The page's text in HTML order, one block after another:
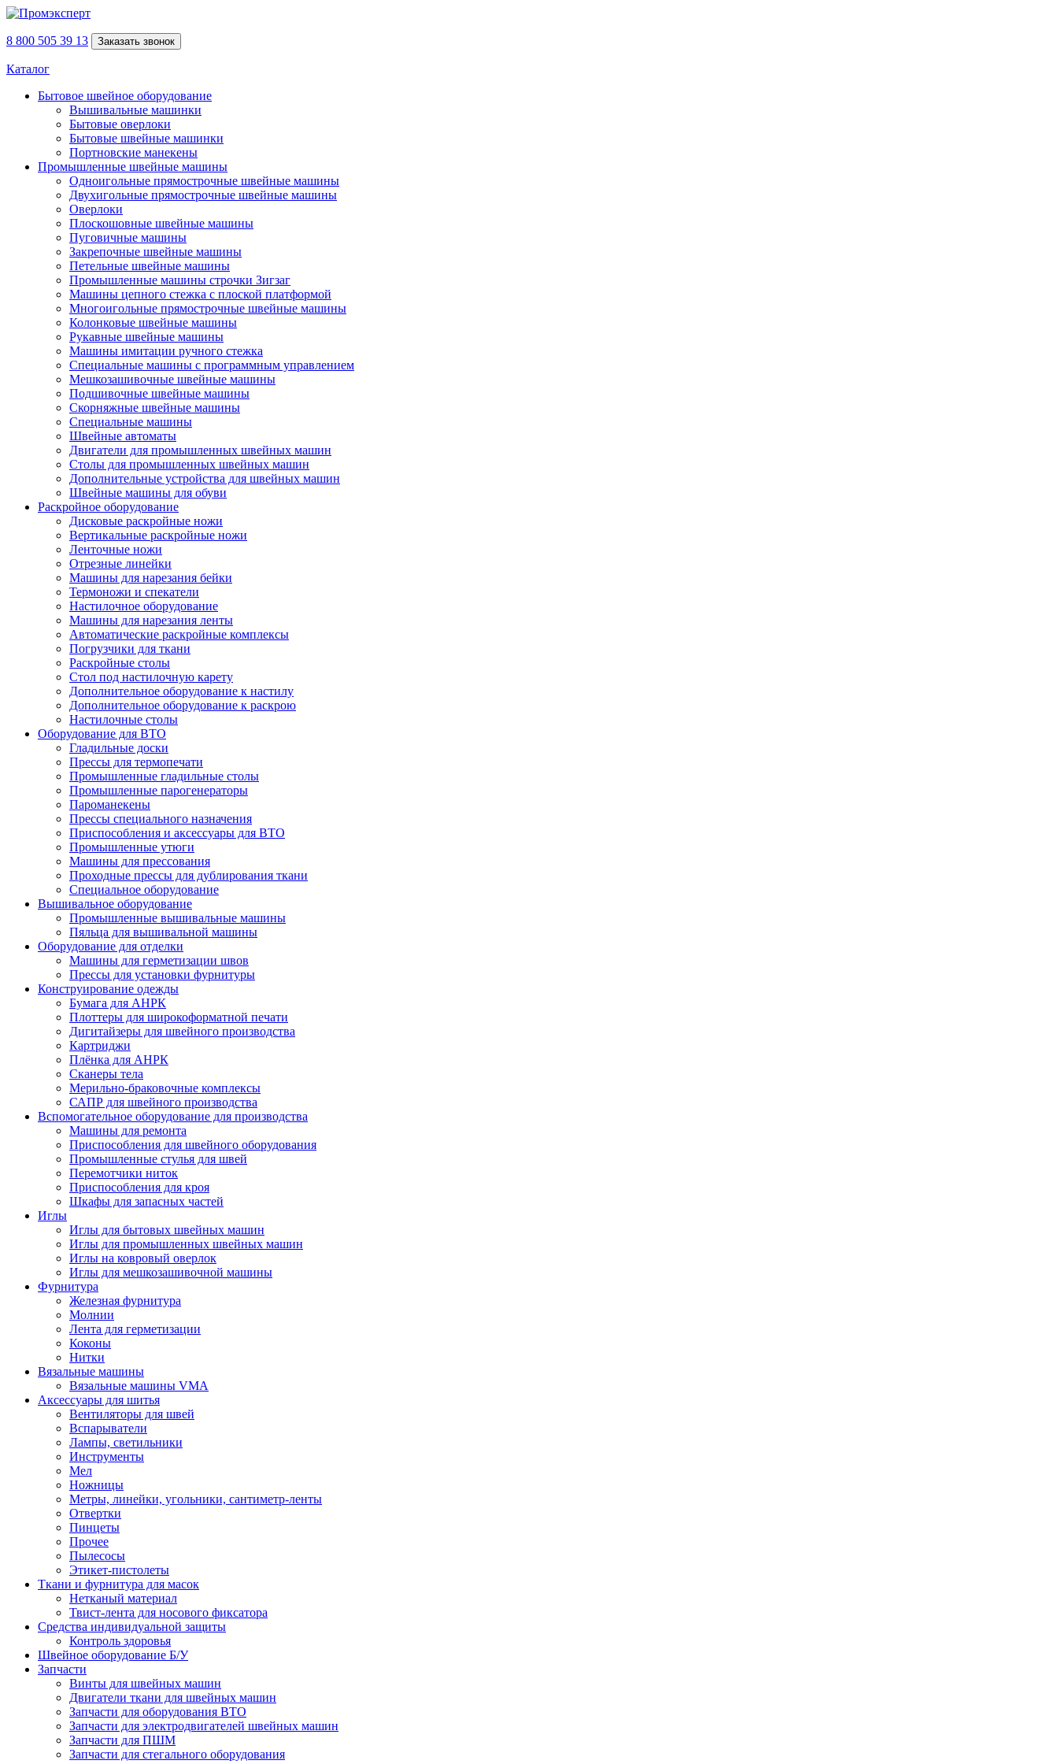
8 800 505 39 13 Заказать звонок
Каталог
Бытовое швейное оборудование
Вышивальные машинки
Бытовые оверлоки
Бытовые швейные машинки
Портновские манекены
Промышленные швейные машины
Одноигольные прямострочные швейные машины
Двухигольные прямострочные швейные машины
Оверлоки
Плоскошовные швейные машины
Пуговичные машины
Закрепочные швейные машины
Петельные швейные машины
Промышленные машины строчки Зигзаг
Машины цепного стежка с плоской платформой
Многоигольные прямострочные швейные машины
Колонковые швейные машины
Рукавные швейные машины
Машины имитации ручного стежка
Специальные машины с программным управлением
Мешкозашивочные швейные машины
Подшивочные швейные машины
Скорняжные швейные машины
Специальные машины
Швейные автоматы
Двигатели для промышленных швейных машин
Столы для промышленных швейных машин
Дополнительные устройства для швейных машин
Швейные машины для обуви
Раскройное оборудование
Дисковые раскройные ножи
Вертикальные раскройные ножи
Ленточные ножи
Отрезные линейки
Машины для нарезания бейки
Термоножи и спекатели
Настилочное оборудование
Машины для нарезания ленты
Автоматические раскройные комплексы
Погрузчики для ткани
Раскройные столы
Стол под настилочную карету
Дополнительное оборудование к настилу
Дополнительное оборудование к раскрою
Настилочные столы
Оборудование для ВТО
Гладильные доски
Прессы для термопечати
Промышленные гладильные столы
Промышленные парогенераторы
Пароманекены
Прессы специального назначения
Приспособления и аксессуары для ВТО
Промышленные утюги
Машины для прессования
Проходные прессы для дублирования ткани
Специальное оборудование
Вышивальное оборудование
Промышленные вышивальные машины
Пяльца для вышивальной машины
Оборудование для отделки
Машины для герметизации швов
Прессы для установки фурнитуры
Конструирование одежды
Бумага для АНРК
Плоттеры для широкоформатной печати
Дигитайзеры для швейного производства
Картриджи
Плёнка для АНРК
Сканеры тела
Мерильно-браковочные комплексы
САПР для швейного производства
Вспомогательное оборудование для производства
Машины для ремонта
Приспособления для швейного оборудования
Промышленные стулья для швей
Перемотчики ниток
Приспособления для кроя
Шкафы для запасных частей
Иглы
Иглы для бытовых швейных машин
Иглы для промышленных швейных машин
Иглы на ковровый оверлок
Иглы для мешкозашивочной машины
Фурнитура
Железная фурнитура
Молнии
Лента для герметизации
Коконы
Нитки
Вязальные машины
Вязальные машины VMA
Аксессуары для шитья
Вентиляторы для швей
Вспарыватели
Лампы, светильники
Инструменты
Мел
Ножницы
Метры, линейки, угольники, сантиметр-ленты
Отвертки
Пинцеты
Прочее
Пылесосы
Этикет-пистолеты
Ткани и фурнитура для масок
Нетканый материал
Твист-лента для носового фиксатора
Средства индивидуальной защиты
Контроль здоровья
Швейное оборудование Б/У
Запчасти
Винты для швейных машин
Двигатели ткани для швейных машин
Запчасти для оборудования ВТО
Запчасти для электродвигателей швейных машин
Запчасти для ПШМ
Запчасти для стегального оборудования